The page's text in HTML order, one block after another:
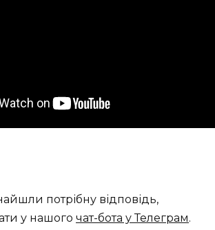
потрібну відповідь,
у нашого чат-бота у Телеграм.